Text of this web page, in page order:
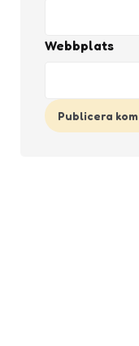
Webbplats